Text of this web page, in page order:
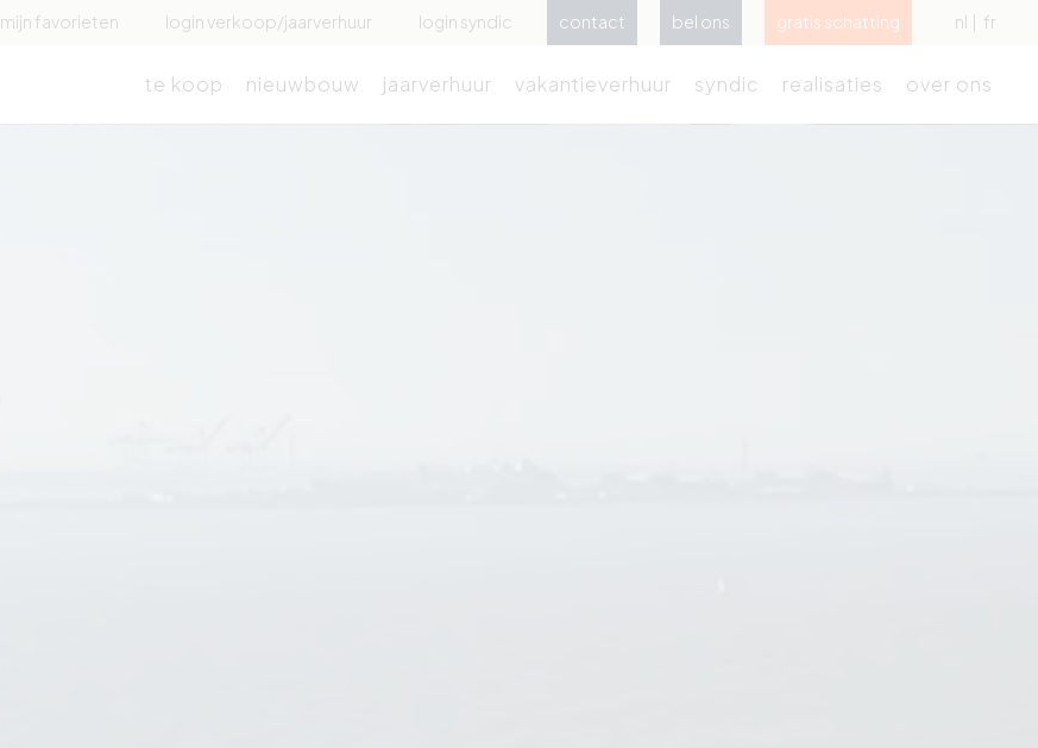
mijn favorieten login verkoop/jaarverhuur login syndic contact bel ons gratis schatting nl fr
te koop nieuwbouw jaarverhuur vakantieverhuur syndic realisaties over ons